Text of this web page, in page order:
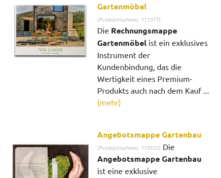
Gartenmöbel
(Produktnummer: 111077)
Die Rechnungsmappe
Gartenmöbel ist ein exklusives
Instrument der
Kundenbindung, das die
Wertigkeit eines Premium-
Produkts auch nach dem Kauf ...
(mehr)
Angebotsmappe Gartenbau
(Produktnummer: 110532) Die
Angebotsmappe Gartenbau
ist eine exklusive